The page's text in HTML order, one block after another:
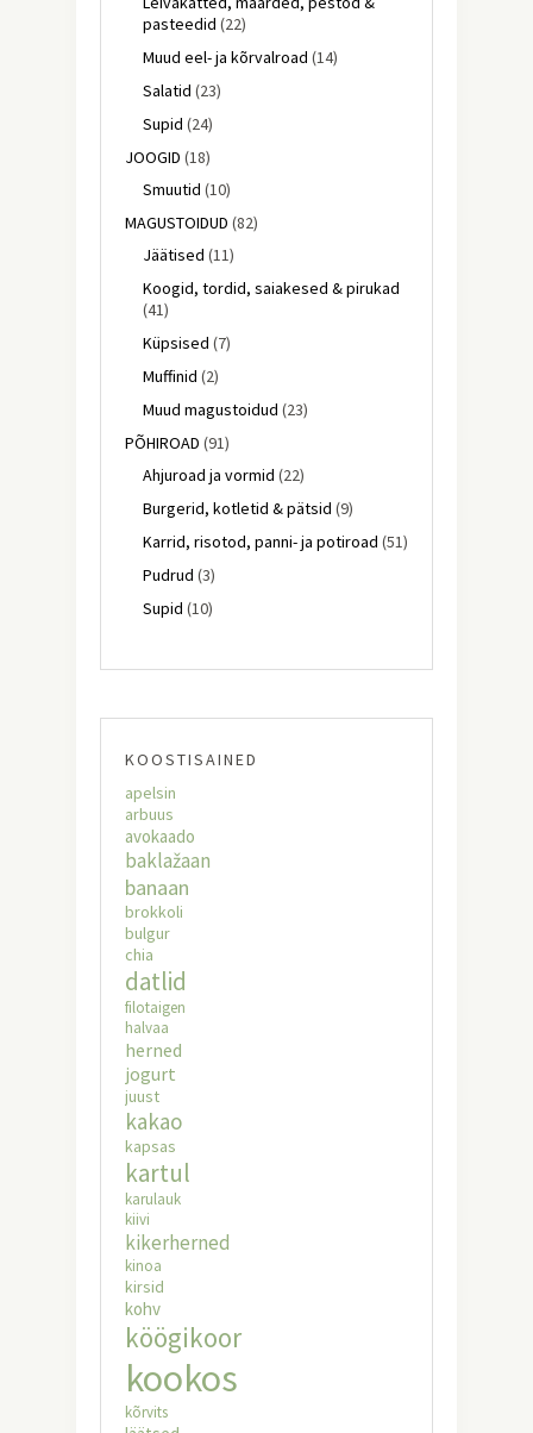
pasteedid (22)
Muud eel- ja kõrvalroad (14)
Salatid (23)
Supid (24)
JOOGID (18)
Smuutid (10)
MAGUSTOIDUD (82)
Jäätised (11)
Koogid, tordid, saiakesed & pirukad
(41)
Küpsised (7)
Muffinid (2)
Muud magustoidud (23)
PÕHIROAD (91)
Ahjuroad ja vormid (22)
Burgerid, kotletid & pätsid (9)
Karrid, risotod, panni- ja potiroad (51)
Pudrud (3)
Supid (10)
KOOSTISAINED
apelsin
arbuus
avokaado
baklažaan
banaan
brokkoli
bulgur
chia
datlid
filotaigen
halvaa
herned
jogurt
juust
kakao
kapsas
kartul
karulauk
kiivi
kikerherned
kinoa
kirsid
kohv
köögikoor
kookos
kõrvits